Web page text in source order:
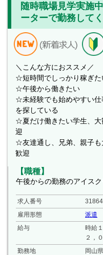
随時職場見学実施
ーターで勤務して
＼こんな方におススメ／
☆短時間でしっかり稼ぎた
☆午後から働きたい
☆未経験でも始めやすい仕
を探している
☆夏だけ働きたい学生、大
迎
☆友達通し、兄弟、親子も
歓迎
【職種】
午後からの勤務のアイス
求人番号
31864
雇用形態
派遣
給与
時給
２，
勤務地
岡山